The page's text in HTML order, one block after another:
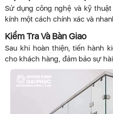
Sử dụng công nghệ và kỹ
kính một cách chính xác và
Kiểm Tra Và Bàn Giao
Sau khi hoàn thiện, tiến hành
cho khách hàng, đảm bảo sự